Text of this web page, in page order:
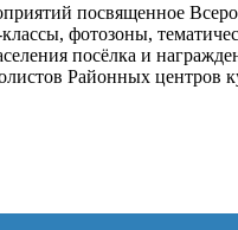
посвященное
фотозоны,
посёлка и
Районных центров